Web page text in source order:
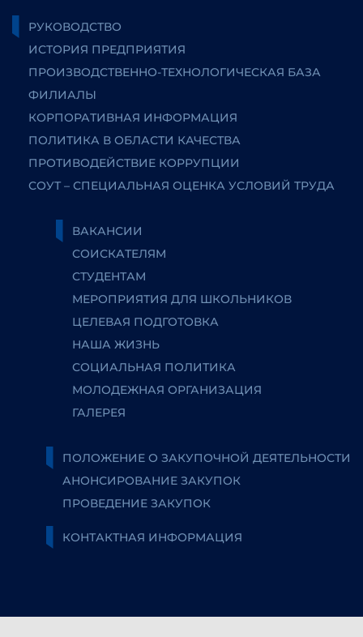
РУКОВОДСТВО
ИСТОРИЯ ПРЕДПРИЯТИЯ
ПРОИЗВОДСТВЕННО-ТЕХНОЛОГИЧЕСКАЯ БАЗА
ФИЛИАЛЫ
КОРПОРАТИВНАЯ ИНФОРМАЦИЯ
ПОЛИТИКА В ОБЛАСТИ КАЧЕСТВА
ПРОТИВОДЕЙСТВИЕ КОРРУПЦИИ
СОУТ – СПЕЦИАЛЬНАЯ ОЦЕНКА УСЛОВИЙ ТРУДА
ВАКАНСИИ
СОИСКАТЕЛЯМ
СТУДЕНТАМ
МЕРОПРИЯТИЯ ДЛЯ ШКОЛЬНИКОВ
ЦЕЛЕВАЯ ПОДГОТОВКА
НАША ЖИЗНЬ
СОЦИАЛЬНАЯ ПОЛИТИКА
МОЛОДЕЖНАЯ ОРГАНИЗАЦИЯ
ГАЛЕРЕЯ
ПОЛОЖЕНИЕ О ЗАКУПОЧНОЙ ДЕЯТЕЛЬНОСТИ
АНОНСИРОВАНИЕ ЗАКУПОК
ПРОВЕДЕНИЕ ЗАКУПОК
КОНТАКТНАЯ ИНФОРМАЦИЯ